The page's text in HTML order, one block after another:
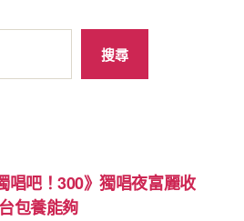
搜尋
唱吧！300》獨唱夜富麗收
包養能夠